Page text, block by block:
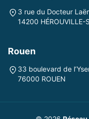
3 rue du Docteur
14200 HÉROUVILLE-
Rouen
33 boulevard de
76000 ROUEN